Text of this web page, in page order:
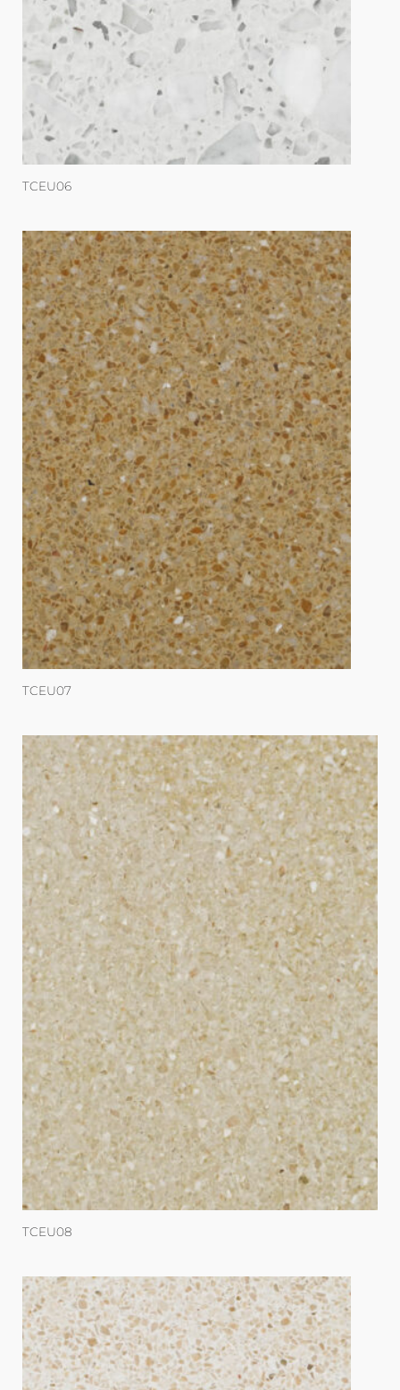
TCEU06
TCEU07
TCEU08